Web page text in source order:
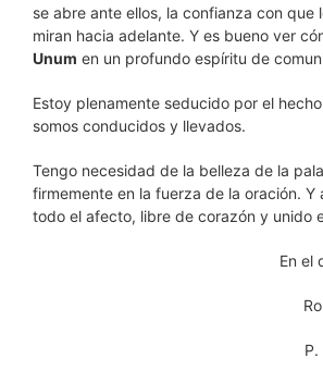
se abre ante ellos, la confianza con que
miran hacia adelante. Y es bueno ver
Unum en un profundo espíritu de
Estoy plenamente seducido por el
somos conducidos y llevados.
Tengo necesidad de la belleza de la
firmemente en la fuerza de la oración. Y
todo el afecto, libre de corazón y unido
En el
P.